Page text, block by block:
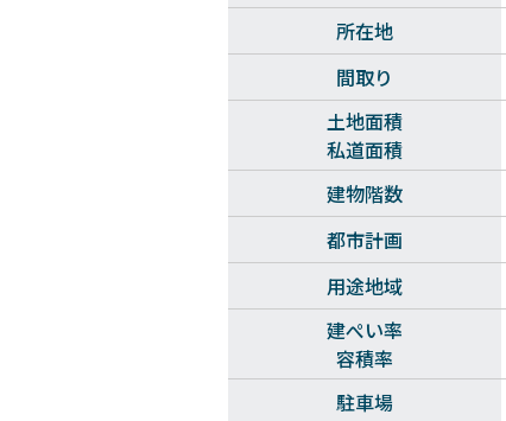
所在地
間取り
土地面積
私道面積
建物階数
都市計画
用途地域
建ぺい率
容積率
駐車場